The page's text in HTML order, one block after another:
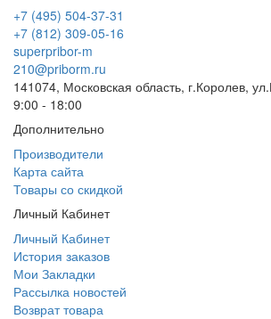
+7 (495) 504-37-31
+7 (812) 309-05-16
superpribor-m
210@priborm.ru
141074, Московская область, г.Королев,
9:00 - 18:00
Дополнительно
Производители
Карта сайта
Товары со скидкой
Личный Кабинет
Личный Кабинет
История заказов
Мои Закладки
Рассылка новостей
Возврат товара